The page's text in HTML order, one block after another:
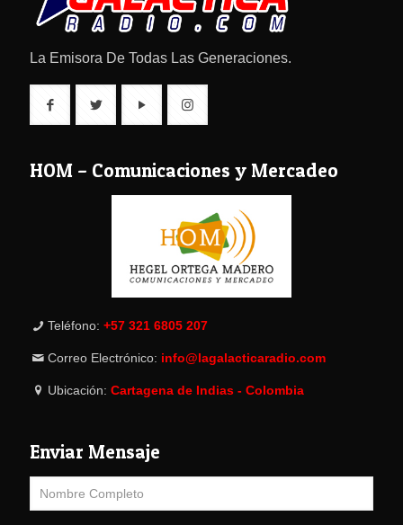
La Emisora De Todas Las Generaciones.
HOM – Comunicaciones y Mercadeo
Teléfono: +57 321 6805 207
Correo Electrónico: info@lagalacticaradio.com
Ubicación: Cartagena de Indias - Colombia
Enviar Mensaje